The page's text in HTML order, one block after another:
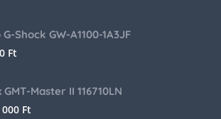
G-Shock GW-A1100-1A3JF
Ft
GMT-Master II 116710LN
Ft